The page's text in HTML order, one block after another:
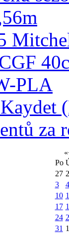
PLA
za
«
Po
27
3
4
10
17
24
31 1